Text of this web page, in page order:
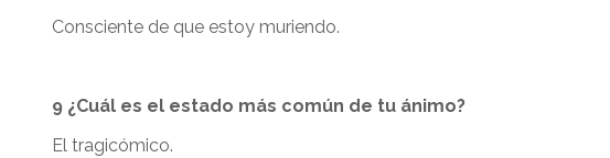
Consciente de que estoy muriendo.
9 ¿Cuál es el estado más común de tu ánimo?
El tragicómico.